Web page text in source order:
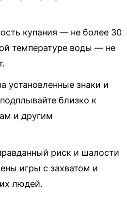
купания — не более 30
температуре воды — не
установленные знаки и
близко к
и другим
риск и шалости
игры с захватом и
людей.